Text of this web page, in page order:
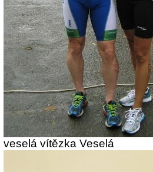
veselá vítězka Veselá